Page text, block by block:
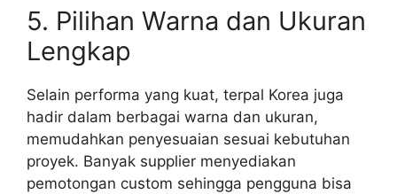
5. Pilihan Warna dan Ukuran
Lengkap
Selain performa yang kuat, terpal Korea juga
hadir dalam berbagai warna dan ukuran,
memudahkan penyesuaian sesuai kebutuhan
proyek. Banyak supplier menyediakan
pemotongan custom sehingga pengguna bisa